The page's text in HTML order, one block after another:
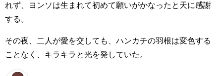
れず、ヨンソは生まれて初めて願いがかなったと天に感謝
する。
その夜、二人が愛を交しても、ハンカチの羽根は変色する
ことなく、キラキラと光を発していた。